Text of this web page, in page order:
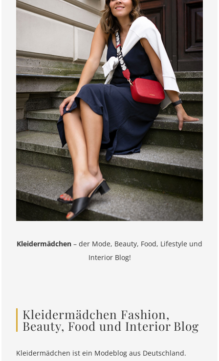
Kleidermädchen – der Mode, Beauty, Food, Lifestyle und
Interior Blog!
Kleidermädchen Fashion,
Beauty, Food und Interior Blog
Kleidermädchen ist ein Modeblog aus Deutschland.